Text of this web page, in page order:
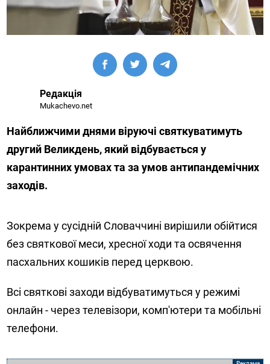
Редакція
Mukachevo.net
Найближчими днями віруючі святкуватимуть
другий Великдень, який відбувається у
карантинних умовах та за умов антипандемічних
заходів.
Зокрема у сусідній Словаччині вирішили обійтися
без святкової меси, хресної ходи та освячення
пасхальних кошиків перед церквою.
Всі святкові заходи відбуватимуться у режимі
онлайн - через телевізори, комп'ютери та мобільні
телефони.